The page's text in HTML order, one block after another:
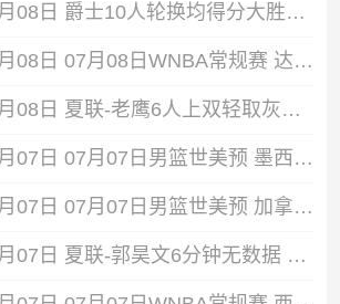
2026年07月08日 爵士10人轮换均得分大胜雷霆收获3连胜 彼得森缺阵 艾杜16+14
2026年07月08日 07月08日WNBA常规赛 达拉斯飞翼88-77纽约自由人 全场集锦
2026年07月08日 夏联-老鹰6人上双轻取灰熊 希格斯22+5 探花布泽尔缺战
2026年07月07日 07月07日男篮世美预 墨西哥男篮 93 - 94 美国男篮
2026年07月07日 07月07日男篮世美预 加拿大男篮116-78牙买加男篮 全场集锦
2026年07月07日 夏联-郭昊文6分钟无数据 国王险胜雄鹿 7号秀阿卡夫22分